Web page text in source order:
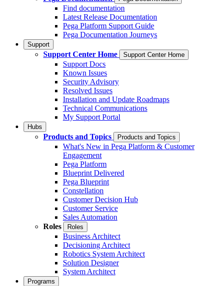
Find documentation
Latest Release Documentation
Pega Platform Support Guide
Pega Documentation Journeys
Support
Support Center Home Support Center Home
Support Docs
Known Issues
Security Advisory
Resolved Issues
Installation and Update Roadmaps
Technical Communications
My Support Portal
Hubs
Products and Topics Products and Topics
What's New in Pega Platform & Customer
Engagement
Pega Platform
Blueprint Delivered
Pega Blueprint
Constellation
Customer Decision Hub
Customer Service
Sales Automation
Roles
Roles
Business Architect
Decisioning Architect
Robotics System Architect
Solution Designer
System Architect
Programs